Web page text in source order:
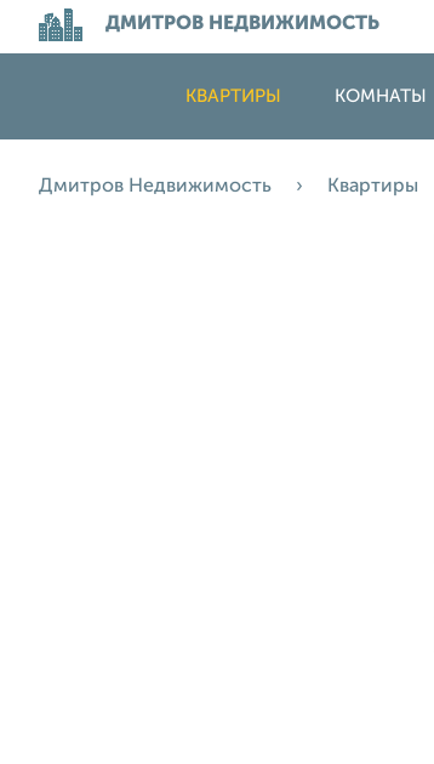
ДМИТРОВ НЕДВИЖИМОСТЬ
КВАРТИРЫ КОМНАТЫ
Дмитров Недвижимость Квартиры